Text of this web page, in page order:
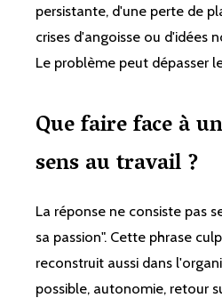
persistante, d'une perte de
crises d'angoisse ou d'idées
Le problème peut dépasser
Que faire face à
sens au travail ?
La réponse ne consiste pas
sa passion". Cette phrase
reconstruit aussi dans
possible, autonomie, retour